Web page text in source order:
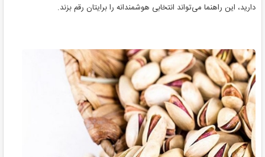
دارید، این راهنما می‌تواند انتخابی هوشمندانه را برایتان رقم بزند.